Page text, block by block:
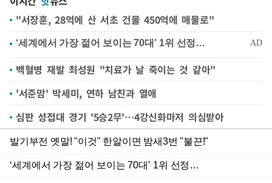
"서장훈, 28억에 산 서초 건물 450억에 매물로"
백혈병 재발 최성원 "치료가 날 죽이는 것 같아"
'서준맘' 박세미, 연하 남친과 열애
심판 성접대 경기 '5승2무'…4강신화마저 의심받아